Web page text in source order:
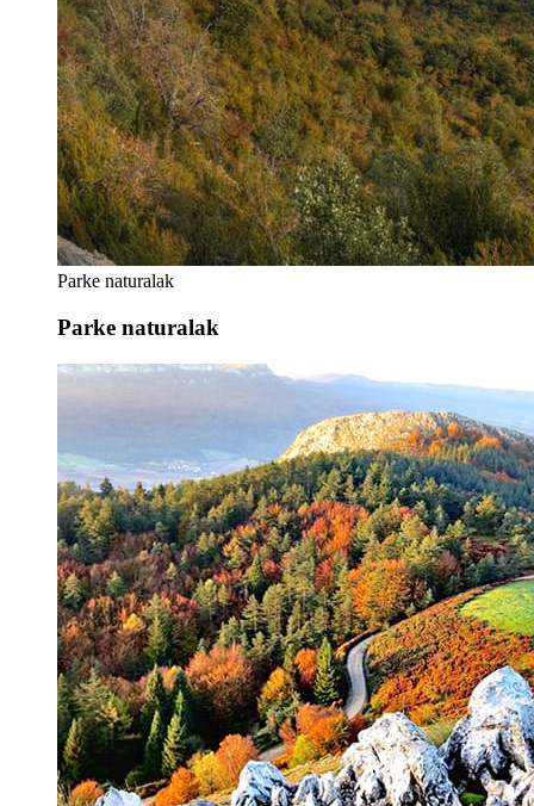
Parke naturalak
Parke naturalak